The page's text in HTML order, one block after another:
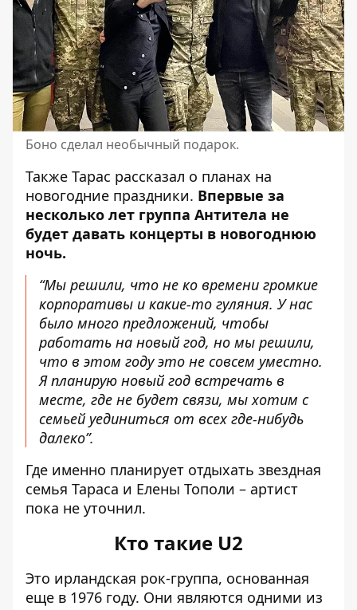
Боно сделал необычный подарок.
Также Тарас рассказал о планах на
новогодние праздники. Впервые за
несколько лет группа Антитела не
будет давать концерты в новогоднюю
ночь.
“Мы решили, что не ко времени громкие
корпоративы и какие-то гуляния. У нас
было много предложений, чтобы
работать на новый год, но мы решили,
что в этом году это не совсем уместно.
Я планирую новый год встречать в
месте, где не будет связи, мы хотим с
семьей уединиться от всех где-нибудь
далеко”.
Где именно планирует отдыхать звездная
семья Тараса и Елены Тополи – артист
пока не уточнил.
Кто такие U2
Это ирландская рок-группа, основанная
еще в 1976 году. Они являются одними из